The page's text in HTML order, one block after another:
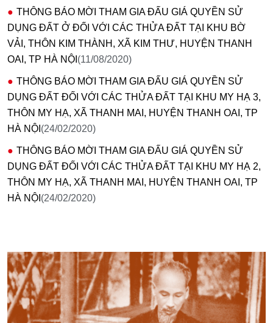
THÔNG BÁO MỜI THAM GIA ĐẤU GIÁ QUYỀN SỬ
DỤNG ĐẤT Ở ĐỐI VỚI CÁC THỬA ĐẤT TẠI KHU BỜ
VẢI, THÔN KIM THÀNH, XÃ KIM THƯ, HUYỆN THANH
OAI, TP HÀ NỘI (11/08/2020)
THÔNG BÁO MỜI THAM GIA ĐẤU GIÁ QUYỀN SỬ
DỤNG ĐẤT ĐỐI VỚI CÁC THỬA ĐẤT TẠI KHU MY HẠ 3,
THÔN MY HẠ, XÃ THANH MAI, HUYỆN THANH OAI, TP
HÀ NỘI (24/02/2020)
THÔNG BÁO MỜI THAM GIA ĐẤU GIÁ QUYỀN SỬ
DỤNG ĐẤT ĐỐI VỚI CÁC THỬA ĐẤT TẠI KHU MY HẠ 2,
THÔN MY HẠ, XÃ THANH MAI, HUYỆN THANH OAI, TP
HÀ NỘI (24/02/2020)